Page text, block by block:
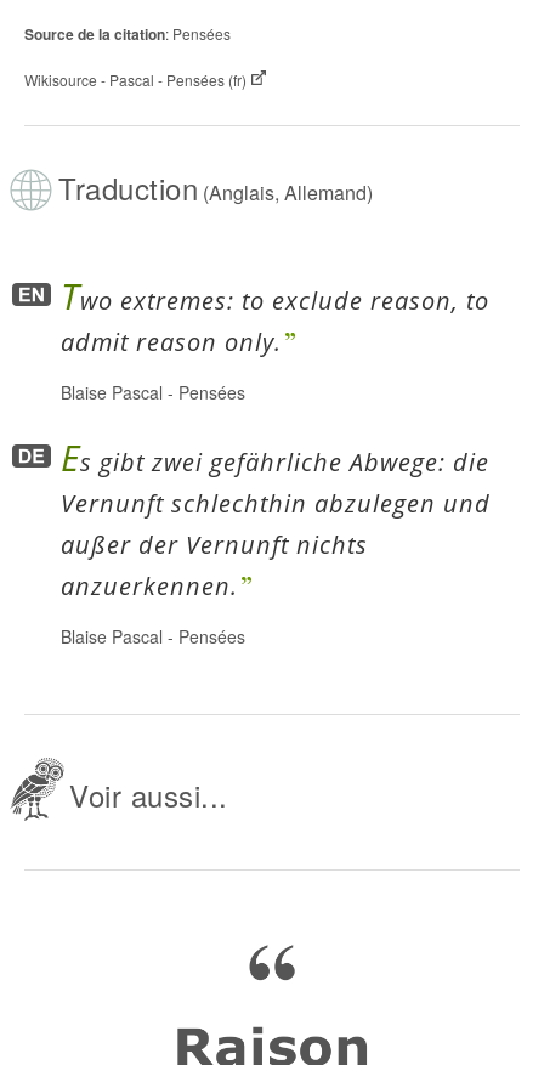
Source de la citation: Pensées
Wikisource - Pascal - Pensées (fr)
Traduction (Anglais, Allemand)
Two extremes: to exclude reason, to
admit reason only.
Blaise Pascal - Pensées
Es gibt zwei gefährliche Abwege: die
Vernunft schlechthin abzulegen und
außer der Vernunft nichts
anzuerkennen.
Blaise Pascal - Pensées
Voir aussi...